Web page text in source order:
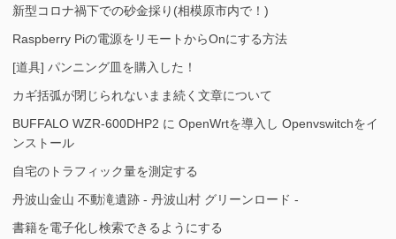
新型コロナ禍下での砂金採り(相模原市内で！)
Raspberry Piの電源をリモートからOnにする方法
[道具] パンニング皿を購入した！
カギ括弧が閉じられないまま続く文章について
BUFFALO WZR-600DHP2 に OpenWrtを導入し Openvswitchをイ
ンストール
自宅のトラフィック量を測定する
丹波山金山 不動滝遺跡 - 丹波山村 グリーンロード -
書籍を電子化し検索できるようにする